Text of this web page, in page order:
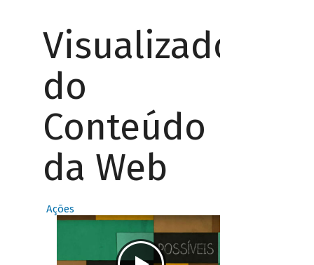
Visualizador
do
Conteúdo
da Web
Ações